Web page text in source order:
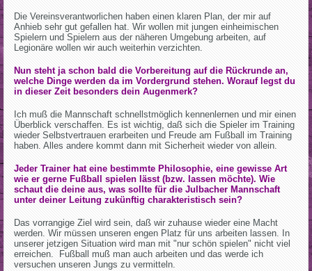
Die Vereinsverantworlichen haben einen klaren Plan, der mir auf
Anhieb sehr gut gefallen hat. Wir wollen mit jungen einheimischen
Spielern und Spielern aus der näheren Umgebung arbeiten, auf
Legionäre wollen wir auch weiterhin verzichten.
Nun steht ja schon bald die Vorbereitung auf die Rückrunde an,
welche Dinge werden da im Vordergrund stehen. Worauf legst du
in dieser Zeit besonders dein Augenmerk?
Ich muß die Mannschaft schnellstmöglich kennenlernen und mir einen
Überblick verschaffen. Es ist wichtig, daß sich die Spieler im Training
wieder Selbstvertrauen erarbeiten und Freude am Fußball im Training
haben. Alles andere kommt dann mit Sicherheit wieder von allein.
Jeder Trainer hat eine bestimmte Philosophie, eine gewisse Art
wie er gerne Fußball spielen lässt (bzw. lassen möchte). Wie
schaut die deine aus, was sollte für die Julbacher Mannschaft
unter deiner Leitung zukünftig charakteristisch sein?
Das vorrangige Ziel wird sein, daß wir zuhause wieder eine Macht
werden. Wir müssen unseren engen Platz für uns arbeiten lassen. In
unserer jetzigen Situation wird man mit "nur schön spielen" nicht viel
erreichen. Fußball muß man auch arbeiten und das werde ich
versuchen unseren Jungs zu vermitteln.